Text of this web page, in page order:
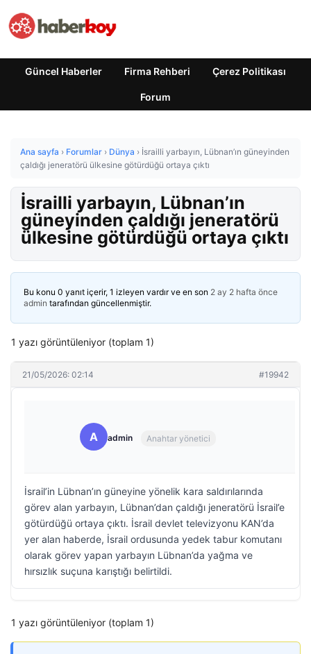
Güncel Haberler Firma Rehberi Çerez Politikası
Forum
Ana sayfa › Forumlar › Dünya › İsrailli yarbayın, Lübnan’ın güneyinden
çaldığı jeneratörü ülkesine götürdüğü ortaya çıktı
İsrailli yarbayın, Lübnan’ın
güneyinden çaldığı jeneratörü
ülkesine götürdüğü ortaya çıktı
Bu konu 0 yanıt içerir, 1 izleyen vardır ve en son 2 ay 2 hafta önce
admin tarafından güncellenmiştir.
1 yazı görüntüleniyor (toplam 1)
21/05/2026: 02:14 #19942
A admin Anahtar yönetici
İsrail’in Lübnan’ın güneyine yönelik kara saldırılarında
görev alan yarbayın, Lübnan’dan çaldığı jeneratörü İsrail’e
götürdüğü ortaya çıktı. İsrail devlet televizyonu KAN’da
yer alan haberde, İsrail ordusunda yedek tabur komutanı
olarak görev yapan yarbayın Lübnan’da yağma ve
hırsızlık suçuna karıştığı belirtildi.
1 yazı görüntüleniyor (toplam 1)